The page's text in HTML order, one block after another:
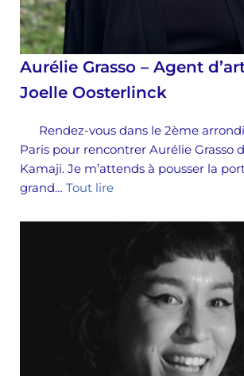
Aurélie Grasso – Agent
Joelle Oosterlinck
Rendez-vous dans le 2ème
Paris pour rencontrer Aurélie Grasso
Kamaji. Je m’attends à pousser la
grand… Tout lire